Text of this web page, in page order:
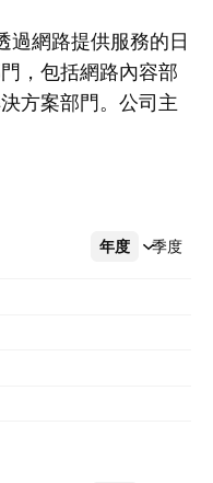
過網路提供服務的日
，包括網路內容部
方案部門。公司主
還涉及向通訊營運
年度 季度
更多